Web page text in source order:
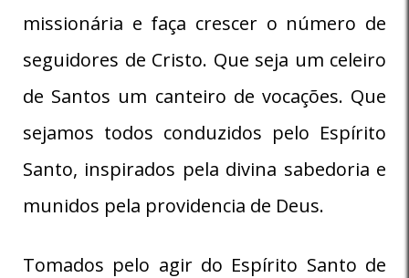
missionária e faça crescer o número de
seguidores de Cristo. Que seja um celeiro
de Santos um canteiro de vocações. Que
sejamos todos conduzidos pelo Espírito
Santo, inspirados pela divina sabedoria e
munidos pela providencia de Deus.
Tomados pelo agir do Espírito Santo de